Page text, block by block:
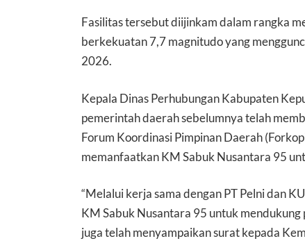
Fasilitas tersebut diijinkam dalam rangka
berkekuatan 7,7 magnitudo yang
2026.
Kepala Dinas Perhubungan Kabupaten
pemerintah daerah sebelumnya telah
Forum Koordinasi Pimpinan Daerah
memanfaatkan KM Sabuk Nusantara 95
“Melalui kerja sama dengan PT Pelni dan
KM Sabuk Nusantara 95 untuk
juga telah menyampaikan surat kepada